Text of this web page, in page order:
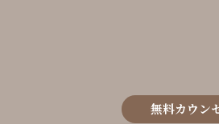
無料カウン